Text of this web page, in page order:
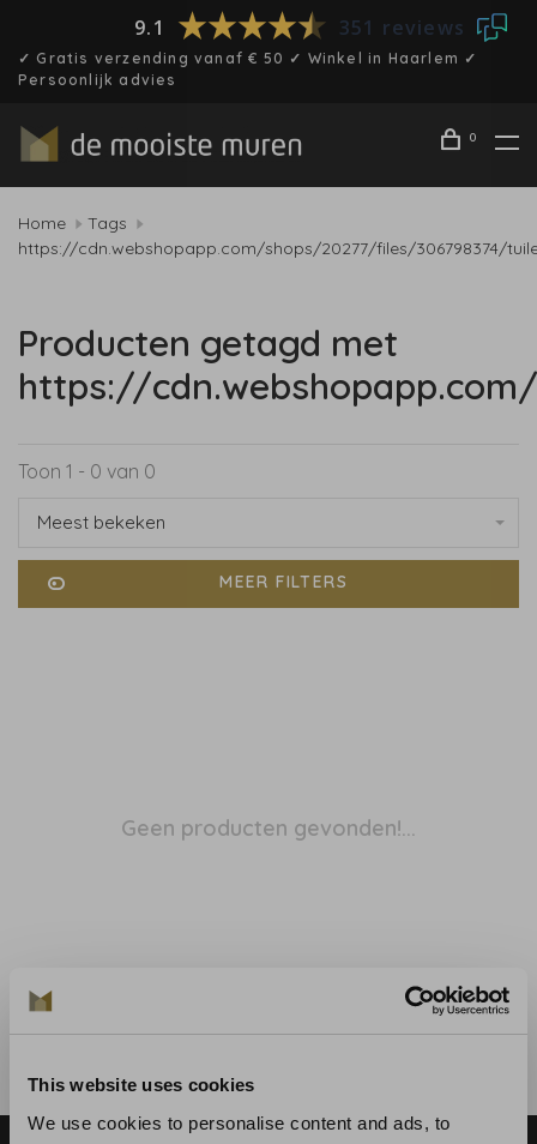
This website uses cookies
We use cookies to personalise content and ads, to
9.1 351 reviews
✓ Gratis verzending vanaf € 50 ✓ Winkel in Haarlem ✓
Persoonlijk advies
0
Home
Tags
https://cdn.webshopapp.com/shops/20277/files/306798374/
Producten getagd met
https://
Toon 1 - 0 van 0
Meest bekeken
MEER FILTERS
Geen producten gevonden!...